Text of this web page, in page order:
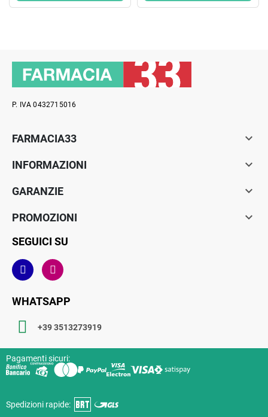
P. IVA 0432715016
FARMACIA33 
INFORMAZIONI 
GARANZIE 
PROMOZIONI 
SEGUICI SU
WHATSAPP
+39 3513273919
Pagamenti sicuri:
Spedizioni rapide: